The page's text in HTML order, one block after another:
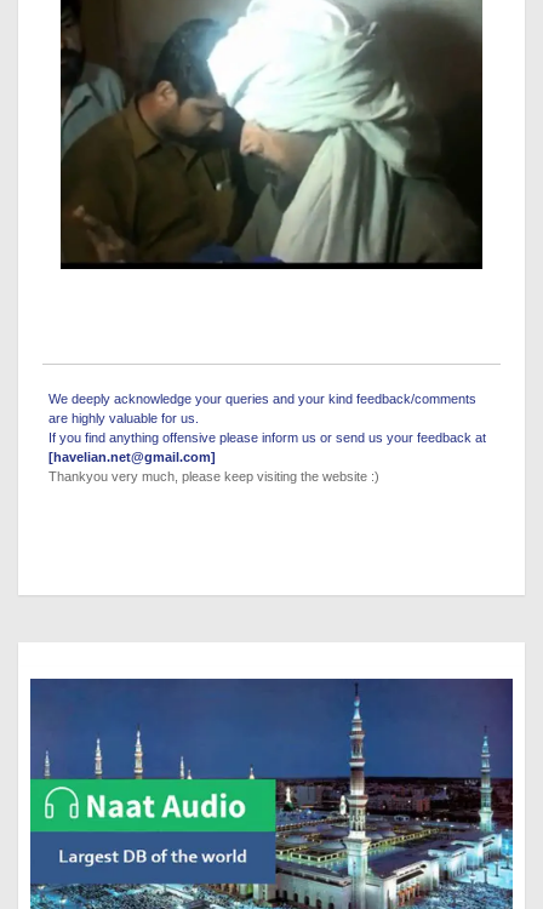
We deeply acknowledge your queries and your kind feedback/comments
are highly valuable for us.
If you find anything offensive please inform us or send us your feedback at
[havelian.net@gmail.com]
Thankyou very much, please keep visiting the website :)